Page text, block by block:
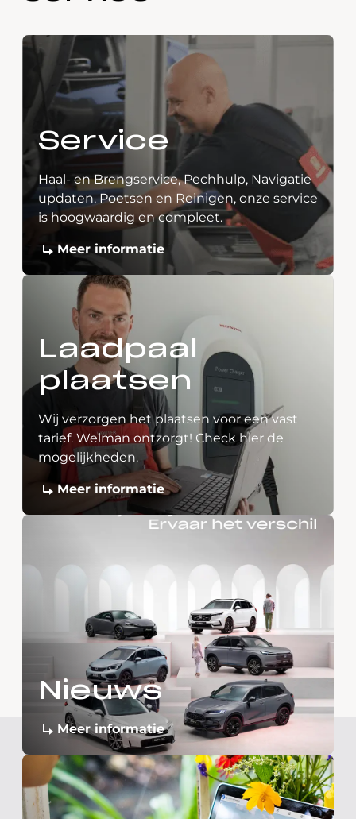
Service
Haal- en Brengservice, Pechhulp, Navigatie
updaten, Poetsen en Reinigen, onze service
is hoogwaardig en compleet.
Meer informatie
Laadpaal
plaatsen
Wij verzorgen het plaatsen voor een vast
tarief. Welman ontzorgt! Check hier de
mogelijkheden.
Meer informatie
Nieuws
Meer informatie